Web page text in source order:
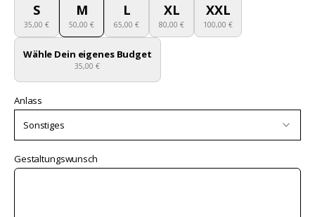
S
35,00 €
M
50,00 €
L
65,00 €
XL
80,00 €
XXL
100,00 €
Wähle Dein eigenes Budget
35,00 €
Anlass
Sonstiges
Gestaltungswunsch